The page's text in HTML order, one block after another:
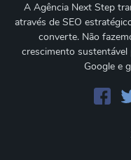
A Agência Next Step
através de SEO
converte. Não
crescimento
Google e